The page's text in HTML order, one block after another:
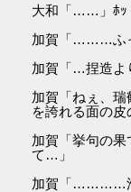
大和「……」ﾎｯ
加賀「………ふ
加賀「…捏造よ
加賀「ねぇ、
を誇れる面の皮
加賀「挙句の
て…」
加賀「…………